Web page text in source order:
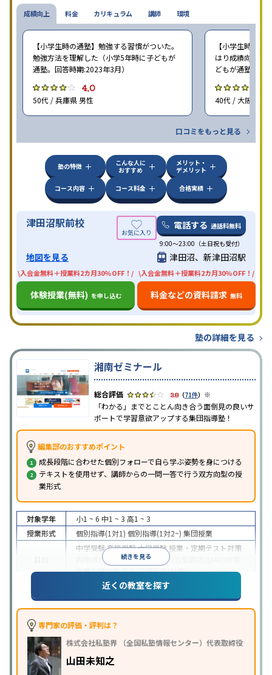
成績向上
【小学生時の通塾】勉強する習慣がついた。
勉強方法を理解した（小学5年時に子どもが
通塾。回答時期:2023年3月）
4.0
50代 / 兵庫県 男性
【小学生時の通
はり成績向上に
どもが通塾。回
40代 / 大阪府 女
口コミをもっと見る
料金 カリキュラム 講師 環境
塾の特徴
こんな人に
おすすめ
メリット・
デメリット
コース内容
コース料金 合格実績
津田沼駅前校 電話する 通話料無料
9:00～23:00（土日祝も受付）
地図を見る 津田沼、新津田沼駅
\入会金無料＋授業料2カ月30%OFF！/
体験授業(無料) を申し込む
\入会金無料＋授業料2カ月30%OFF！/
料金などの資料請求 無料
塾の詳細を見る
湘南ゼミナール
3.8（71件） ※
「わかる」までとことん向き合う面倒見の良いサ
ポートで学習意欲アップする集団指導塾！
編集部のおすすめポイント
成長段階に合わせた個別フォローで自ら学ぶ姿勢を身につける
テキストを使用せず、講師からの一問一答で行う双方向型の授
業形式
続きを見る
対象学年 小1 ~ 6 中1 ~ 3 高1 ~ 3
授業形式
個別指導(1対1) 個別指導(1対2~) 集団授業
中学受験高校受験大学受験 授業・定期テスト対策
内申点対策
学習習慣の定着
総合型選抜(旧AO)対策
推薦入試対策英検(英語検定)対策
特徴
中高一貫校生に対応特待生・奨学金制度あり
に学力基準あり授業の振替可能学習にPC・タブレ
ットを利用1科目から受講可能季節講習のみの受講
可
自習室あり
※2023年10月調査。
近くの教室を探す
専門家の評価・評判は？
株式会社私塾界 （全国私塾情報センター）代表取締役
山田未知之